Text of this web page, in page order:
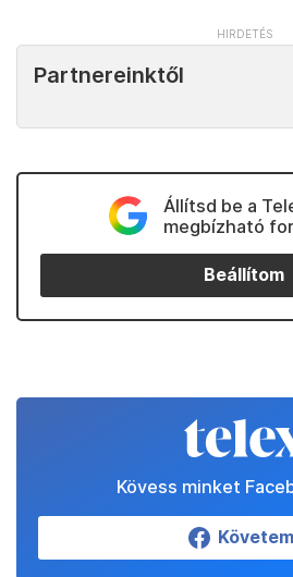
Partnereinktől
Állítsd be a
megbízható
Beállítom
Kövess minket